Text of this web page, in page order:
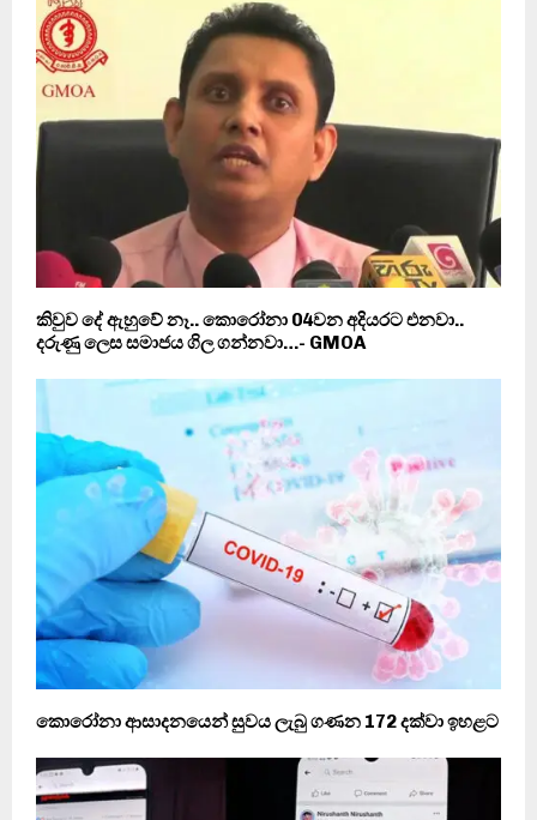
කිවුව දේ ඇහුවේ නෑ.. කොරෝනා 04වන අදියරට එනවා..
දරුණු ලෙස සමාජය ගිල ගන්නවා…- GMOA
කොරෝනා ආසාදනයෙන් සුවය ලැබු ගණන 172 දක්වා ඉහළට